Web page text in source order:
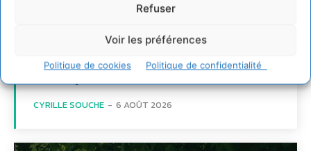
Refuser
Voir les préférences
Politique de cookies Politique de confidentialité
Soutenir un
pastoralisme durable en
écosystèmes résilients
CYRILLE SOUCHE - 6 AOÛT 2026